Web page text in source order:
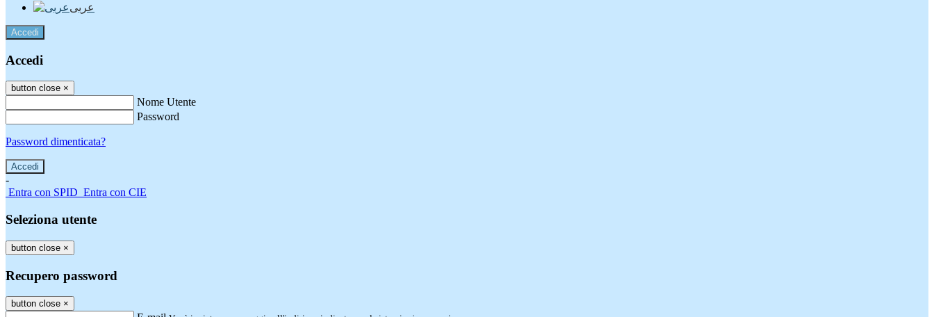
عربى
Accedi
Accedi
button close ×
Nome Utente
Password
Password dimenticata?
-
Entra con SPID Entra con CIE
Seleziona utente
button close ×
Recupero password
button close ×